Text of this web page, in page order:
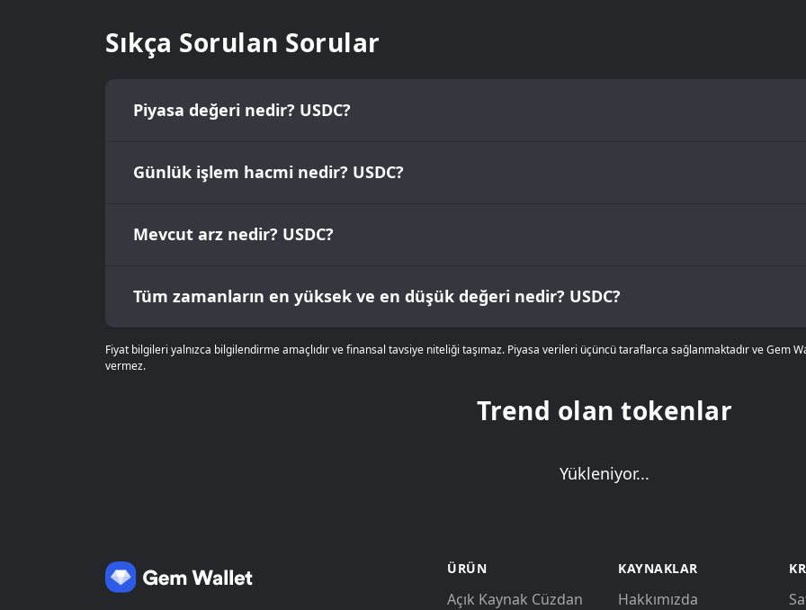
Sıkça Sorulan Sorular
Piyasa değeri nedir? USDC?
Günlük işlem hacmi nedir? USDC?
Mevcut arz nedir? USDC?
Tüm zamanların en yüksek ve en düşük değeri nedir? USDC?
Fiyat bilgileri yalnızca bilgilendirme amaçlıdır ve finansal tavsiye niteliği taşımaz. Piyasa verileri üçüncü taraflarca sağlanmaktadır ve
vermez.
Trend olan tokenlar
Yükleniyor...
ÜRÜN
Açık Kaynak Cüzdan
KAYNAKLAR
Hakkımızda